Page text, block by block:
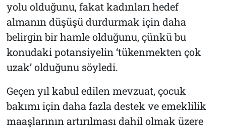
yolu olduğunu, fakat kadınları hedef
almanın düşüşü durdurmak için daha
belirgin bir hamle olduğunu, çünkü bu
konudaki potansiyelin ‘tükenmekten çok
uzak’ olduğunu söyledi.
Geçen yıl kabul edilen mevzuat, çocuk
bakımı için daha fazla destek ve emeklilik
maaşlarının artırılması dahil olmak üzere